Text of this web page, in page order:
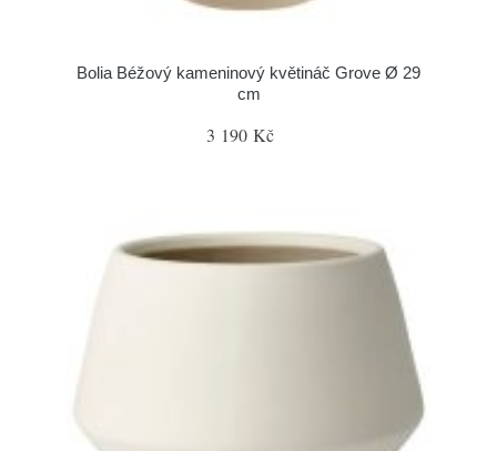
Bolia Béžový kameninový květináč Grove Ø 29
cm
3 190 Kč